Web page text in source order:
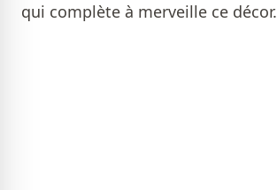
qui complète à merveille ce décor.